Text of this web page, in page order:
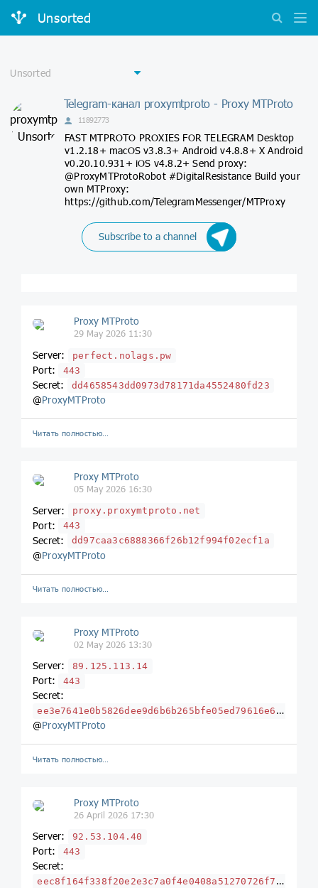
Unsorted
Telegram-канал proxymtproto - Proxy MTProto
11892773
FAST MTPROTO PROXIES FOR TELEGRAM Desktop
v1.2.18+ macOS v3.8.3+ Android v4.8.8+ X Android
v0.20.10.931+ iOS v4.8.2+ Send proxy:
@ProxyMTProtoRobot #DigitalResistance Build your
own MTProxy:
https://github.com/TelegramMessenger/MTProxy
Subscribe to a channel
Proxy MTProto
29 May 2026 11:30
Server: perfect.nolags.pw
Port: 443
Secret: dd4658543dd0973d78171da4552480fd23
@ProxyMTProto
Читать полностью…
Proxy MTProto
05 May 2026 16:30
Server: proxy.proxymtproto.net
Port: 443
Secret: dd97caa3c6888366f26b12f994f02ecf1a
@ProxyMTProto
Читать полностью…
Proxy MTProto
02 May 2026 13:30
Server: 89.125.113.14
Port: 443
Secret:
ee3e7641e0b5826dee9d6b6b265bfe05ed79616e6465782e7275
@ProxyMTProto
Читать полностью…
Proxy MTProto
26 April 2026 17:30
Server: 92.53.104.40
Port: 443
Secret:
eec8f164f338f20e2e3c7a0f4e0408a51270726f787974672e666974